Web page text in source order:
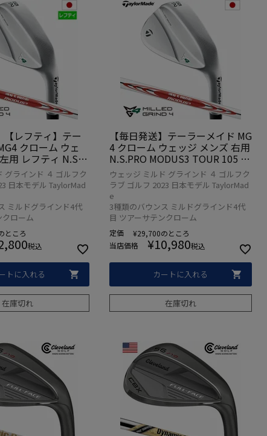
【レフティ】テー
クローム ウェ
用 レフティ N.S.P
TOUR 105 スチー
本正規品 2023年モ
グラインド ４ ゴルフク
日本モデル TaylorMad
ミルドグラインド4代
クローム
ところ
税込
トに入れる
在庫切れ
【毎日発送】テーラーメイド MG
4 クローム ウェッジ メンズ 右用
N.S.PRO MODUS3 TOUR 105 ス
チールシャフト 日本正規品 2023
年モデル
ウェッジ ミルド グラインド ４ ゴルフク
ラブ ゴルフ 2023 日本モデル TaylorMad
e
3種類のバウンス ミルドグラインド4代
目 ツアーサテンクローム
定価 ¥29,700のところ
当店価格
¥10,980税込
カートに入れる
在庫切れ